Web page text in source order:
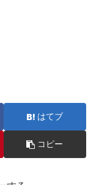
はてブ
コピー